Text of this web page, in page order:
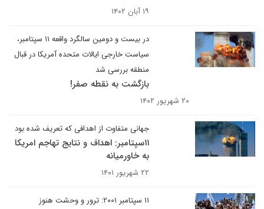
۱۹ آبان ۱۴۰۲
در بیست و دومین سالگرد واقعه ۱۱ سپتامبر،
سیاست خارجی ایالات متحده آمریکا در قبال
منطقه بررسی شد
بازگشت به نقطه صفر!
۲۰ شهریور ۱۴۰۲
جهانی متفاوت از اهدافی که تعریف شده بود
۱۱سپتامبر: اهداف و نتایج تهاجم امریکا
به خاورمیانه
۲۲ شهریور ۱۴۰۱
۱۱ سپتامبر ۲۰۰۱: ترور و وحشت هنوز